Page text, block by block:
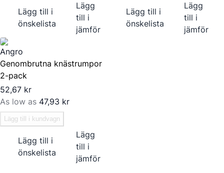
Lägg till i
önskelista
Lägg
till i
jämför
Lägg till i
önskelista
Lägg
till i
jämför
Angro
Genombrutna knästrumpor
2-pack
52,67 kr
As low as 47,93 kr
Lägg till i kundvagn
Lägg till i
önskelista
Lägg
till i
jämför